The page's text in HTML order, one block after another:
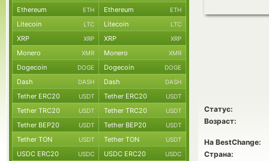
Статус:
Возраст:
На BestChange:
Страна:
Ethereum ETH Ethereum ETH
Litecoin LTC Litecoin LTC
XRP XRP XRP XRP
Monero XMR Monero XMR
Dogecoin DOGE Dogecoin DOGE
Dash DASH Dash DASH
Tether ERC20 USDT Tether ERC20 USDT
Tether TRC20 USDT Tether TRC20 USDT
Tether BEP20 USDT Tether BEP20 USDT
Tether TON USDT Tether TON USDT
USDC ERC20 USDC USDC ERC20 USDC